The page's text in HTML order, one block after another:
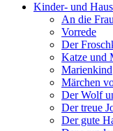
Kinder- und
An die
Vorrede
Der
Katze und
Marienkind
Märchen
Der Wolf
Der treue
Der gute